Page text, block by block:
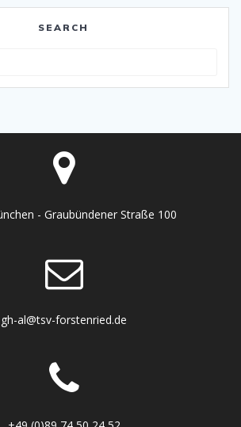
SEARCH
- Graubündener Straße 100
gh-al@tsv-forstenried.de